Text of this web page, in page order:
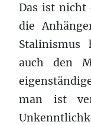
Das ist nicht
die
Stalinismus
auch den
man ist